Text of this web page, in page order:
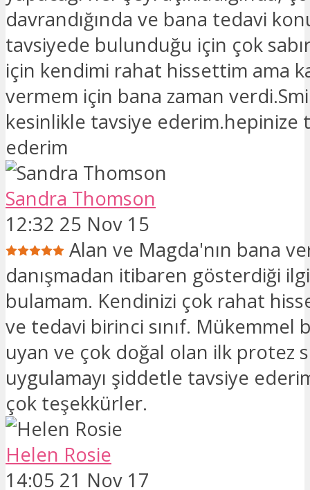
davrandığında ve bana tedavi
tavsiyede bulunduğu için çok
için kendimi rahat hissettim ama
vermem için bana zaman
kesinlikle tavsiye ederim.hepinize
ederim
Sandra Thomson
12:32 25 Nov 15
Alan ve Magda'nın bana
danışmadan itibaren gösterdiği
bulamam. Kendinizi çok rahat
ve tedavi birinci sınıf. Mükemmel
uyan ve çok doğal olan ilk protez
uygulamayı şiddetle tavsiye
çok teşekkürler.
Helen Rosie
14:05 21 Nov 17